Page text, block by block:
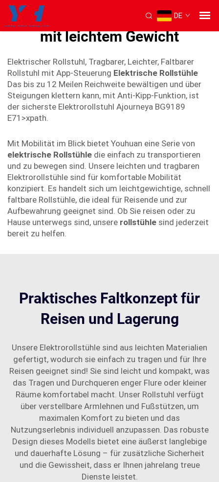
DE
faltbarer elektrischer Rollstuhl
mit leichtem Gewicht
Elektrischer Rollstuhl, Tragbarer, Leichter, Faltbarer
Rollstuhl mit App-Steuerung Elektrische Rollstühle
Das bis zu 12 Meilen Reichweite bewältigen und über
Steigungen klettern kann, mit Anti-Kipp-Funktion, ist
der sicherste Elektrorollstuhl Ajourneya BG9189
E71>xpath.
Mit Mobilität im Blick bietet Youhuan eine Serie von
elektrische Rollstühle die einfach zu transportieren
und zu bewegen sind. Unsere leichten und tragbaren
Elektrorollstühle sind für komfortable Mobilität
konzipiert. Es handelt sich um leichtgewichtige, schnell
faltbare Rollstühle, die ideal für Reisende und zur
Aufbewahrung geeignet sind. Ob Sie reisen oder zu
Hause unterwegs sind, unsere rollstühle sind jederzeit
bereit zu helfen.
Praktisches Faltkonzept für
Reisen und Lagerung
Unsere Elektrorollstühle sind aus leichten Materialien
gefertigt, wodurch sie einfach zu tragen und für Ihre
Reisen geeignet sind! Sie sind leicht und kompakt, was
das Tragen und Durchqueren enger Flure oder kleiner
Räume komfortabel macht. Unser Rollstuhl verfügt
über verstellbare Armlehnen und Fußstützen, um
maximalen Komfort zu bieten und das
Nutzungserlebnis individuell anzupassen. Das robuste
Design dieses Modells bietet eine äußerst langlebige
und dauerhafte Lösung – für zusätzliche Sicherheit
und die Gewissheit, dass er Ihnen jahrelang treue
Dienste leistet.